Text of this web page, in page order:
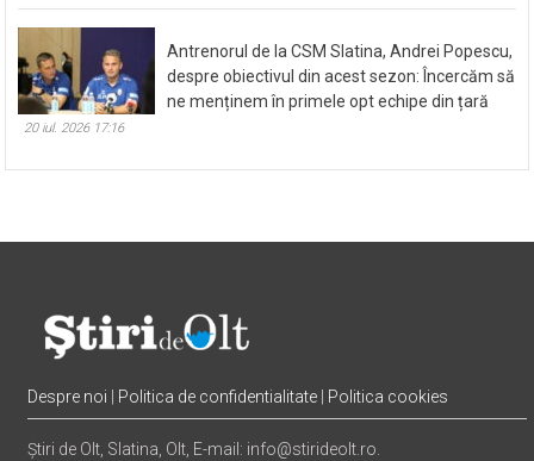
Antrenorul de la CSM Slatina, Andrei Popescu,
despre obiectivul din acest sezon: Încercăm să
ne menținem în primele opt echipe din țară
20 iul. 2026 17:16
Despre noi Politica de confidentialitate Politica cookies
Știri de Olt, Slatina, Olt, E-mail: info@stirideolt.ro.